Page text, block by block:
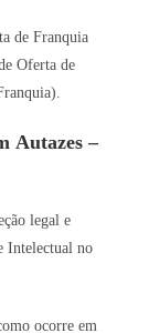
de Franquia
Oferta de
Autazes –
legal e
Intelectual no
ocorre em